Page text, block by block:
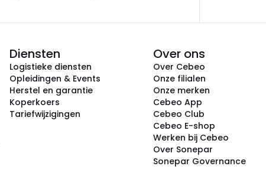
Diensten
Logistieke diensten
Opleidingen & Events
Herstel en garantie
Koperkoers
Tariefwijzigingen
Over ons
Over Cebeo
Onze filialen
Onze merken
Cebeo App
Cebeo Club
Cebeo E-shop
Werken bij Cebeo
Over Sonepar
Sonepar Governance